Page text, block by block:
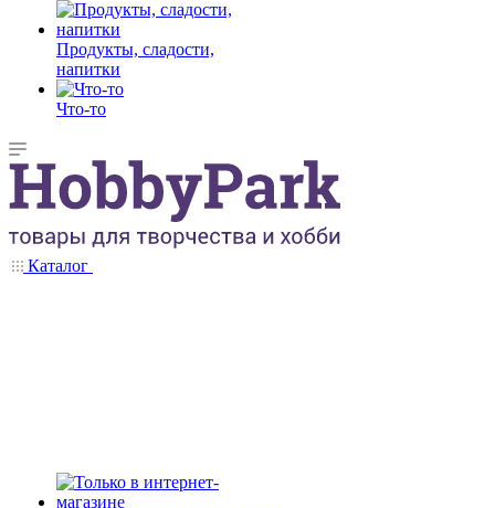
Продукты, сладости,
напитки
Что-то
Каталог